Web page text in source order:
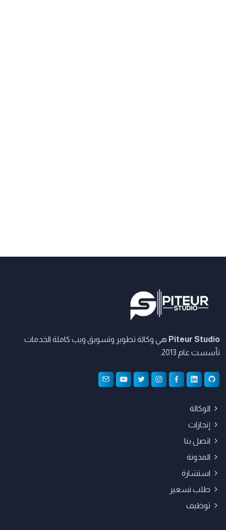
Piteur Studio هي وكالة تطوير وتسويق ويب كاملة الخدمات
تأسست عام 2013.
الوكالة
إنجازات
اتصل بنا
المدونة
استشارة
طلب تسعير
توظيف